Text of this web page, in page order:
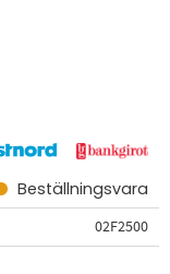
Beställningsvara
02F2500